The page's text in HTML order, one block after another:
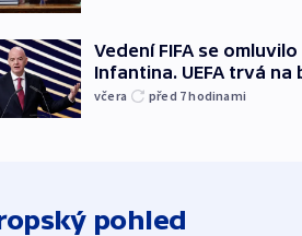
Vedení FIFA se
Infantina. UEFA trvá na
včera před 7hodinami
pohled